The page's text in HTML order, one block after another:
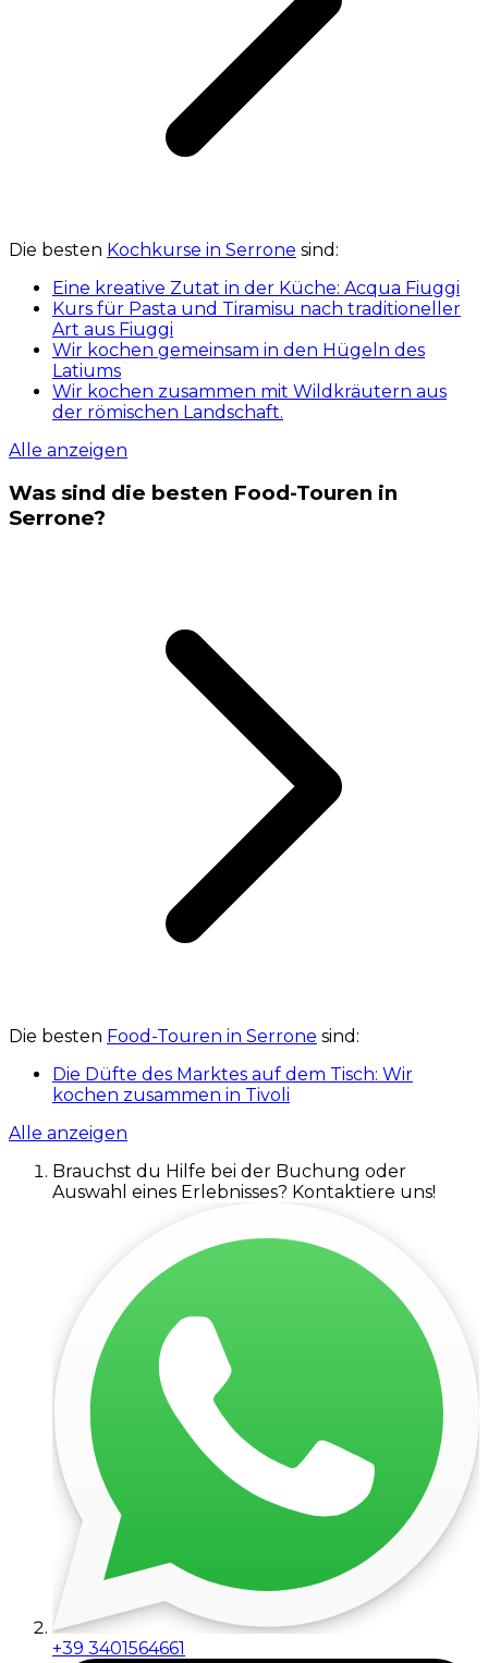
Die besten Kochkurse in Serrone sind:
Eine kreative Zutat in der Küche: Acqua Fiuggi
Kurs für Pasta und Tiramisu nach traditioneller
Art aus Fiuggi
Wir kochen gemeinsam in den Hügeln des
Latiums
Wir kochen zusammen mit Wildkräutern aus
der römischen Landschaft.
Alle anzeigen
Was sind die besten Food-Touren in
Serrone?
Die besten Food-Touren in Serrone sind:
Die Düfte des Marktes auf dem Tisch: Wir
kochen zusammen in Tivoli
Alle anzeigen
Brauchst du Hilfe bei der Buchung oder
Auswahl eines Erlebnisses? Kontaktiere uns!
+39 3401564661